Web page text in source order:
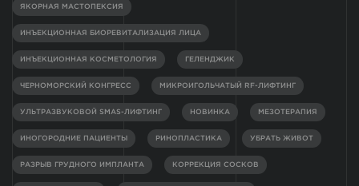
ЯКОРНАЯ МАСТОПЕКСИЯ
ИНЪЕКЦИОННАЯ БИОРЕВИТАЛИЗАЦИЯ ЛИЦА
ИНЪЕКЦИОННАЯ КОСМЕТОЛОГИЯ ГЕЛЕНДЖИК
ЧЕРНОМОРСКИЙ КОНГРЕСС МИКРОИГОЛЬЧАТЫЙ RF-ЛИФТИНГ
УЛЬТРАЗВУКОВОЙ SMAS-ЛИФТИНГ НОВИНКА МЕЗОТЕРАПИЯ
ИНОГОРОДНИЕ ПАЦИЕНТЫ РИНОПЛАСТИКА УБРАТЬ ЖИВОТ
РАЗРЫВ ГРУДНОГО ИМПЛАНТА КОРРЕКЦИЯ СОСКОВ